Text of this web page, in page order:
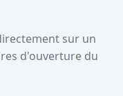
sur un
d'ouverture du